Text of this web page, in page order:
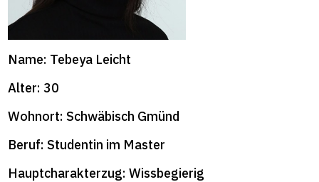
format+
Name: Tebeya Leicht
Alter: 30
Wohnort: Schwäbisch Gmünd
Beruf: Studentin im Master
Hauptcharakterzug: Wissbegierig